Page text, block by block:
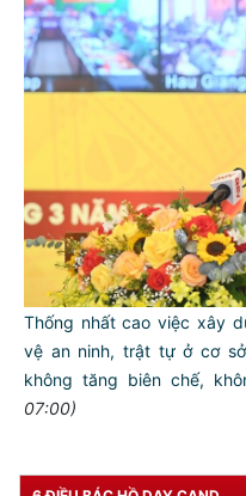
Thống nhất cao việc xây
vệ an ninh, trật tự ở cơ
không tăng biên chế,
07:00)
NGƯỜI
Đối với tự mình, phải
CẦN,
Đối với đồng sự, phải
THÂN
Đối với chính phủ, phải
TUYỆT
Đối với nhân dân, phải
Đối với công việc, phải